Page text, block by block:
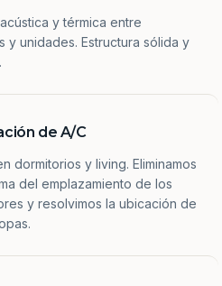
y térmica entre
y unidades. Estructura sólida y
de A/C
dormitorios y living. Eliminamos
del emplazamiento de los
y resolvimos la ubicación de